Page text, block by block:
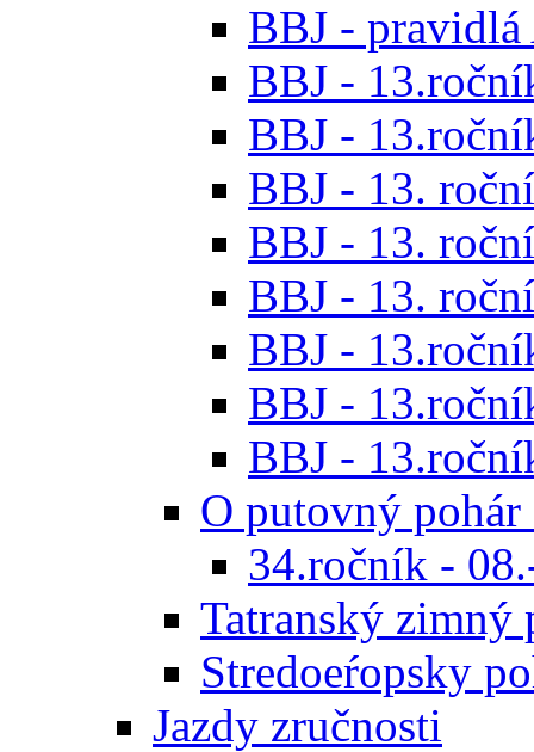
BBJ - pravidlá
BBJ -
BBJ -
BBJ - 13.
BBJ - 13.
BBJ - 13.
BBJ -
BBJ -
BBJ -
O putovný
34.ročník -
Tatranský zimný
Stredoeŕopsky
Jazdy zručnosti